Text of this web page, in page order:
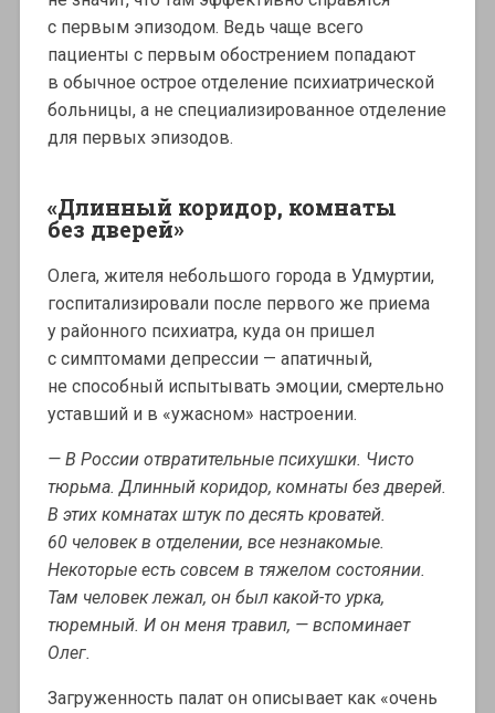
с первым эпизодом. Ведь чаще всего
пациенты с первым обострением попадают
в обычное острое отделение психиатрической
больницы, а не специализированное отделение
для первых эпизодов.
«Длинный коридор, комнаты
без дверей»
Олега, жителя небольшого города в Удмуртии,
госпитализировали после первого же приема
у районного психиатра, куда он пришел
с симптомами депрессии — апатичный,
не способный испытывать эмоции, смертельно
уставший и в «ужасном» настроении.
— В России отвратительные психушки. Чисто
тюрьма. Длинный коридор, комнаты без дверей.
В этих комнатах штук по десять кроватей.
60 человек в отделении, все незнакомые.
Некоторые есть совсем в тяжелом состоянии.
Там человек лежал, он был какой-то урка,
тюремный. И он меня травил, — вспоминает
Олег.
Загруженность палат он описывает как «очень